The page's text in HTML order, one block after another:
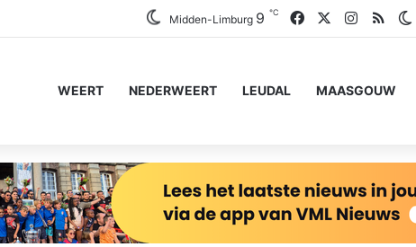
Midden-Limburg 9 ℃ FacebookInstagram
RSS
WEERT NEDERWEERT LEUDAL MAASGOUW